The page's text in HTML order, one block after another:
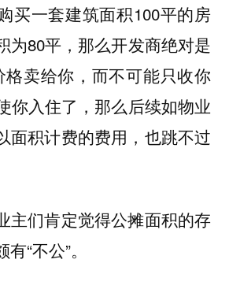
买一套建筑面积100平的房
为80平，那么开发商绝对是
格卖给你，而不可能只收你
你入住了，那么后续如物业
面积计费的费用，也跳不过
主们肯定觉得公摊面积的存
“不公”。